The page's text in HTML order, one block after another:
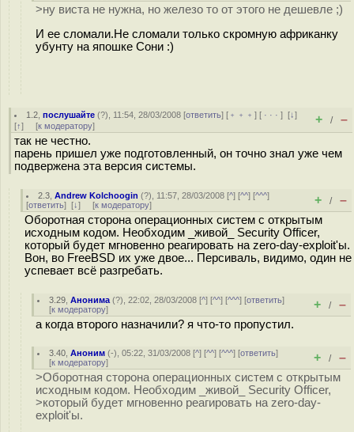
>ну виста не нужна, но железо то от этого не дешевле ;)
И ее сломали.Не сломали только скромную африканку
убунту на япошке Сони :)
1.2 ,послушайте (?), 11:54, 28/03/2008 [ответить] [ ﹢﹢﹢] [ · · ·][↓]
[↑] [к модератору] + / –
так не честно.
парень пришел уже подготовленный, он точно знал уже чем
подвержена эта версия системы.
2.3 ,Andrew Kolchoogin (?), 11:57, 28/03/2008 [^] [^^] [^^^]
[ответить] [↓] [к модератору] + / –
Оборотная сторона операционных систем с открытым
исходным кодом. Необходим _живой_ Security Officer,
который будет мгновенно реагировать на zero-day-exploit'ы.
Вон, во FreeBSD их уже двое... Персиваль, видимо, один не
успевает всё разгребать.
3.29 ,Анонима (?), 22:02, 28/03/2008 [^] [^^] [^^^] [ответить]
[к модератору] + / –
а когда второго назначили? я что-то пропустил.
3.40 ,Аноним (-), 05:22, 31/03/2008 [^] [^^] [^^^] [ответить]
[к модератору] + / –
>Оборотная сторона операционных систем с открытым
исходным кодом. Необходим _живой_ Security Officer,
>который будет мгновенно реагировать на zero-day-
exploit'ы.